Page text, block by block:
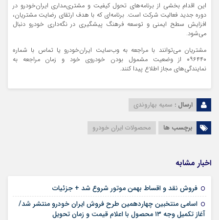
این اقدام بخشی از برنامه‌های تحول کیفیت و مشتری‌مداری ایران‌خودرو در
دوره جدید فعالیت شرکت است. برنامه‌ای که با هدف ارتقای رضایت مشتریان،
افزایش سطح ایمنی و توسعه فرهنگ پیشگیری در نگه‌داری خودرو دنبال
می‌شود.
مشتریان می‌توانند با مراجعه به وب‌سایت ایران‌خودرو یا تماس با شماره
۰۹۶۴۴۰ از وضعیت مشمول بودن خودروی خود و زمان مراجعه به
نمایندگی‌های مجاز اطلاع پیدا کنند.
ارسال : سمیه بهاروندی
برچسب ها محصولات ایران خودرو
اخبار مشابه
فروش نقد و اقساط بهمن موتور شروع شد + جزئیات
اسامی منتخبین چهاردهمین طرح فروش ایران خودرو منتشر شد/
آغاز تکمیل وجه ۱۳ محصول با اعلام قیمت و زمان تحویل